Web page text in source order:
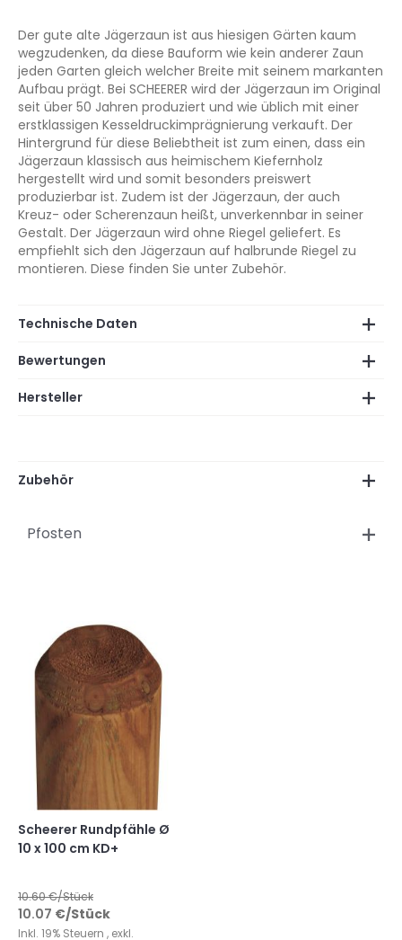
Der gute alte Jägerzaun ist aus hiesigen Gärten kaum
wegzudenken, da diese Bauform wie kein anderer Zaun
jeden Garten gleich welcher Breite mit seinem markanten
Aufbau prägt. Bei SCHEERER wird der Jägerzaun im Original
seit über 50 Jahren produziert und wie üblich mit einer
erstklassigen Kesseldruckimprägnierung verkauft. Der
Hintergrund für diese Beliebtheit ist zum einen, dass ein
Jägerzaun klassisch aus heimischem Kiefernholz
hergestellt wird und somit besonders preiswert
produzierbar ist. Zudem ist der Jägerzaun, der auch
Kreuz- oder Scherenzaun heißt, unverkennbar in seiner
Gestalt. Der Jägerzaun wird ohne Riegel geliefert. Es
empfiehlt sich den Jägerzaun auf halbrunde Riegel zu
montieren. Diese finden Sie unter Zubehör.
Technische Daten
Bewertungen
Hersteller
Zubehör
Pfosten
Scheerer Rundpfähle Ø
10 x 100 cm KD+
10.60€/Stück
10.07 €/Stück
Inkl. 19% Steuern , exkl.